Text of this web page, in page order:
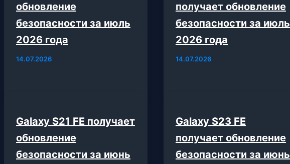
обновление
безопасности за июль
2026 года
14.07.2026
получает обновление
безопасности за июль
2026 года
14.07.2026
Galaxy S21 FE получает
обновление
безопасности за июнь
Galaxy S23 FE
получает обновление
безопасности за июнь